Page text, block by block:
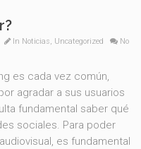
In Noticias, Uncategorized
No
es cada vez común,
agradar a sus usuarios
fundamental saber qué
sociales. Para poder
es fundamental